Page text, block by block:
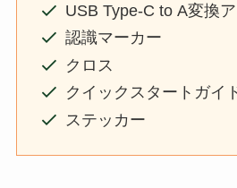
USB Type-C to A変換
認識マーカー
クロス
クイックスタートガイ
ステッカー